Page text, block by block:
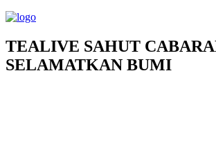
TEALIVE SAHUT
SELAMATKAN BUMI